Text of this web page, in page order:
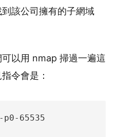
該公司擁有的子網域
以用 nmap 掃過一遍這
令會是：